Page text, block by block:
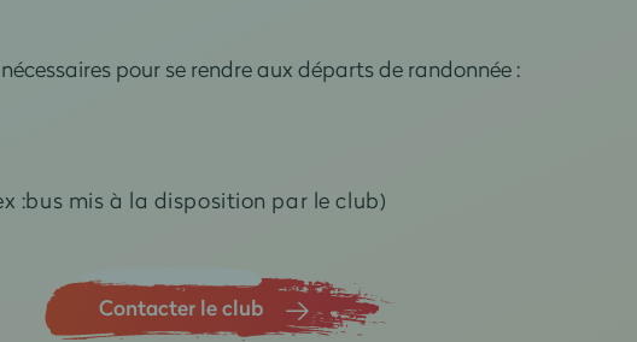
pour se rendre aux départs de randonnée :
:bus mis à la disposition par le club)
Contacter le club